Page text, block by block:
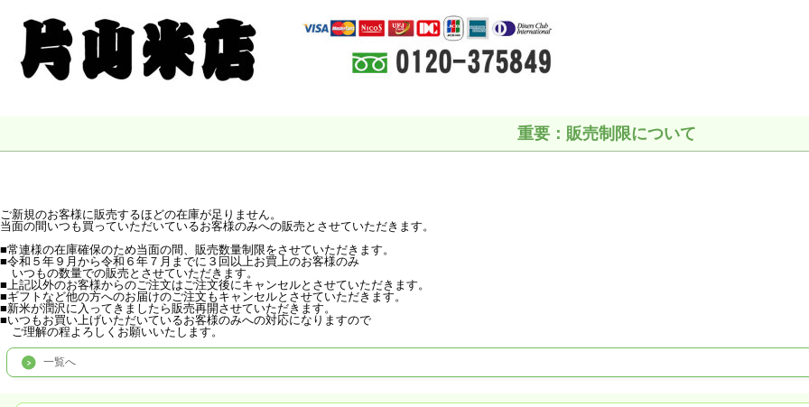
重要：販売制限について
ご新規のお客様に販売するほどの在庫が足りません。
当面の間いつも買っていただいているお客様のみへの販売とさせていただきます。
■常連様の在庫確保のため当面の間、販売数量制限をさせていただきます。
■令和５年９月から令和６年７月までに３回以上お買上のお客様のみ
いつもの数量での販売とさせていただきます。
■上記以外のお客様からのご注文はご注文後にキャンセルとさせていただきます。
■ギフトなど他の方へのお届けのご注文もキャンセルとさせていただきます。
■新米が潤沢に入ってきましたら販売再開させていただきます。
■いつもお買い上げいただいているお客様のみへの対応になりますので
ご理解の程よろしくお願いいたします。
一覧へ